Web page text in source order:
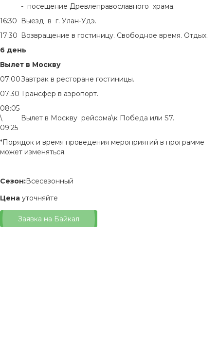
- посещение Древлеправославного храма.
16:30
Выезд в г. Улан-Удэ.
17:30
Возвращение в гостиницу. Свободное время. Отдых.
6 день
Вылет в Москву
07:00Завтрак в ресторане гостиницы.
07:30 Трансфер в аэропорт.
08:05
\
09:25
Вылет в Москву рейсома\к Победа или S7.
*Порядок и время проведения мероприятий в программе
может изменяться.
Сезон:Всесезонный
Цена уточняйте
Заявка на Байкал